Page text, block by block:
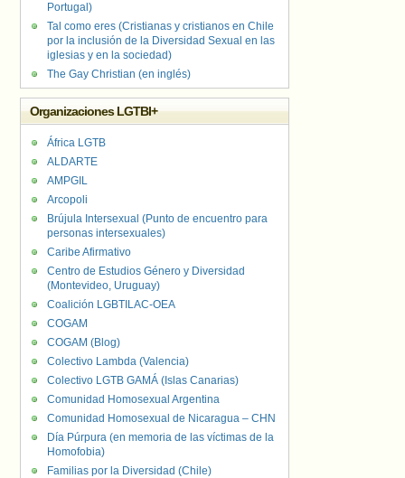
Portugal)
Tal como eres (Cristianas y cristianos en Chile
por la inclusión de la Diversidad Sexual en las
iglesias y en la sociedad)
The Gay Christian (en inglés)
Organizaciones LGTBI+
África LGTB
ALDARTE
AMPGIL
Arcopoli
Brújula Intersexual (Punto de encuentro para
personas intersexuales)
Caribe Afirmativo
Centro de Estudios Género y Diversidad
(Montevideo, Uruguay)
Coalición LGBTILAC-OEA
COGAM
COGAM (Blog)
Colectivo Lambda (Valencia)
Colectivo LGTB GAMÁ (Islas Canarias)
Comunidad Homosexual Argentina
Comunidad Homosexual de Nicaragua – CHN
Día Púrpura (en memoria de las víctimas de la
Homofobia)
Familias por la Diversidad (Chile)